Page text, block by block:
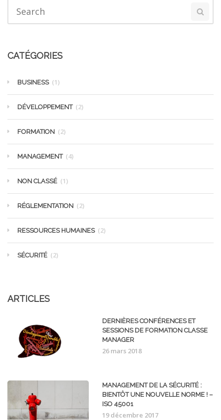
CATÉGORIES
BUSINESS (1)
DÉVELOPPEMENT (2)
FORMATION (2)
MANAGEMENT (4)
NON CLASSÉ (1)
RÉGLEMENTATION (2)
RESSOURCES HUMAINES (2)
SÉCURITÉ (2)
ARTICLES
DERNIÈRES CONFÉRENCES ET
SESSIONS DE FORMATION CLASSE
MANAGER
26 mars 2018
MANAGEMENT DE LA SÉCURITÉ :
BIENTÔT UNE NOUVELLE NORME ! –
ISO 45001
19 décembre 2017